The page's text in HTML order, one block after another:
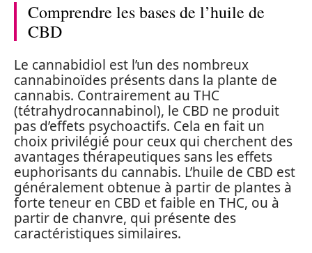
Comprendre les bases de l’huile de
CBD
Le cannabidiol est l’un des nombreux
cannabinoïdes présents dans la plante de
cannabis. Contrairement au THC
(tétrahydrocannabinol), le CBD ne produit
pas d’effets psychoactifs. Cela en fait un
choix privilégié pour ceux qui cherchent des
avantages thérapeutiques sans les effets
euphorisants du cannabis. L’huile de CBD est
généralement obtenue à partir de plantes à
forte teneur en CBD et faible en THC, ou à
partir de chanvre, qui présente des
caractéristiques similaires.